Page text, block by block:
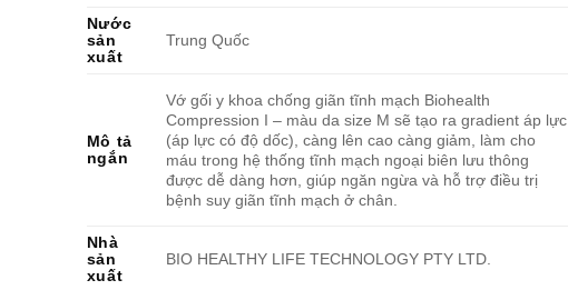
Nước
sản
xuất
Trung Quốc
Mô tả
ngắn
Vớ gối y khoa chống giãn tĩnh mạch Biohealth
Compression I – màu da size M sẽ tạo ra gradient áp lực
(áp lực có độ dốc), càng lên cao càng giảm, làm cho
máu trong hệ thống tĩnh mạch ngoại biên lưu thông
được dễ dàng hơn, giúp ngăn ngừa và hỗ trợ điều trị
bệnh suy giãn tĩnh mạch ở chân.
Nhà
sản
xuất
BIO HEALTHY LIFE TECHNOLOGY PTY LTD.